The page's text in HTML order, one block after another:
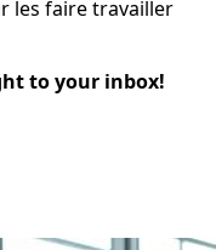
les faire travailler
to your inbox!